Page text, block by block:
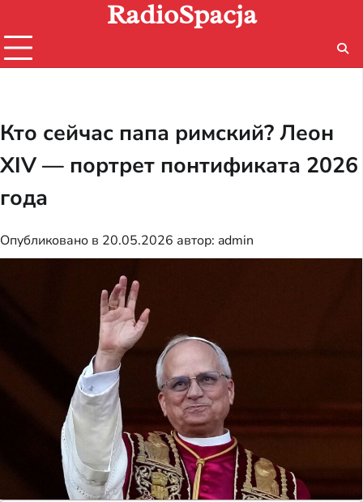
содержимому
RadioSpacja
Кто сейчас папа римский? Леон
XIV — портрет понтификата 2026
года
Опубликовано в 20.05.2026 автор: admin